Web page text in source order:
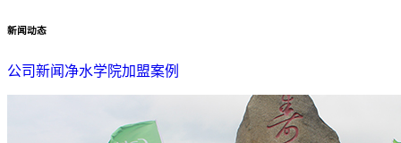
新闻动态
公司新闻 净水学院加盟案例